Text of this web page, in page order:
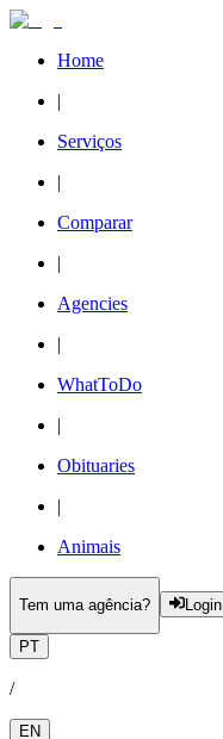
Home
|
Serviços
|
Comparar
|
Agencies
|
WhatToDo
|
Obituaries
|
Animais
Tem uma agência? Login
PT
/
EN